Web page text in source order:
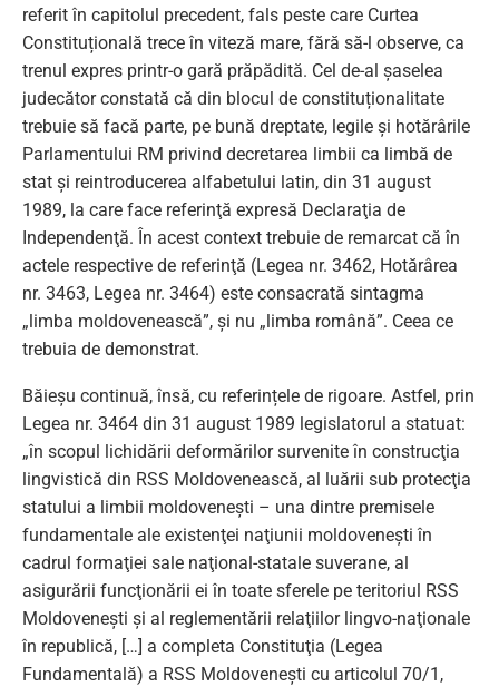
referit în capitolul precedent, fals peste care Curtea
Constituțională trece în viteză mare, fără să-l observe, ca
trenul expres printr-o gară prăpădită. Cel de-al șaselea
judecător constată că din blocul de constituționalitate
trebuie să facă parte, pe bună dreptate, legile şi hotărârile
Parlamentului RM privind decretarea limbii ca limbă de
stat şi reintroducerea alfabetului latin, din 31 august
1989, la care face referinţă expresă Declaraţia de
Independenţă. În acest context trebuie de remarcat că în
actele respective de referinţă (Legea nr. 3462, Hotărârea
nr. 3463, Legea nr. 3464) este consacrată sintagma
„limba moldovenească”, şi nu „limba română”. Ceea ce
trebuia de demonstrat.
Băieșu continuă, însă, cu referințele de rigoare. Astfel, prin
Legea nr. 3464 din 31 august 1989 legislatorul a statuat:
„în scopul lichidării deformărilor survenite în construcţia
lingvistică din RSS Moldovenească, al luării sub protecţia
statului a limbii moldoveneşti – una dintre premisele
fundamentale ale existenţei naţiunii moldoveneşti în
cadrul formaţiei sale naţional-statale suverane, al
asigurării funcţionării ei în toate sferele pe teritoriul RSS
Moldoveneşti şi al reglementării relaţiilor lingvo-naţionale
în republică, […] a completa Constituţia (Legea
Fundamentală) a RSS Moldoveneşti cu articolul 70/1,